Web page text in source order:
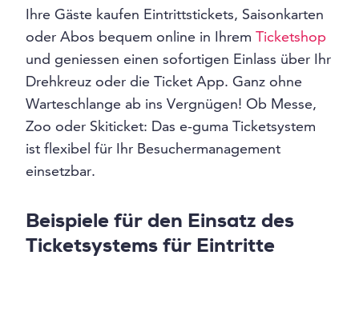
Ihre Gäste kaufen Eintrittstickets, Saisonkarten
oder Abos bequem online in Ihrem Ticketshop
und geniessen einen sofortigen Einlass über Ihr
Drehkreuz oder die Ticket App. Ganz ohne
Warteschlange ab ins Vergnügen! Ob Messe,
Zoo oder Skiticket: Das e-guma Ticketsystem
ist flexibel für Ihr Besuchermanagement
einsetzbar.
Beispiele für den Einsatz des
Ticketsystems für Eintritte